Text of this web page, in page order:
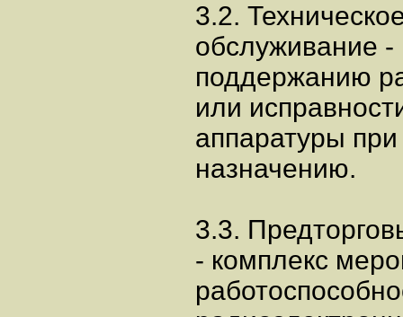
3.2.
обслуживание -
поддержанию
или
аппаратуры
назначению.
3.3.
- комплекс